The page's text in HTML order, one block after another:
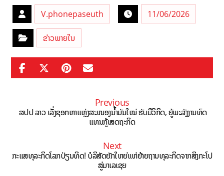
V.phonepaseuth 11/06/2026
ຂ່າວພາຍໃນ
Previous
ສປປ ລາວ ເລັ່ງຊອກຫາແຫຼ່ງສະໜອງນ້ຳມັນໃໝ່ ຮັບມືວິກິດ, ຍູ້ພະລັງງານທົດ
ແທນກູ້ເສດຖະກິດ
Next
ກະແສທຸລະກິດໂລກປ່ຽນທິດ! ບໍລິສັດຍັກໃຫຍ່ແຫ່ຍ້າຍຖານທຸລະກິດຈາກສິງກະໂປ
ສູ່ມາເລເຊຍ